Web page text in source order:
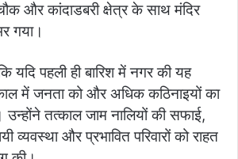
और कांदाडबरी क्षेत्र के साथ मंदिर
गया।
यदि पहली ही बारिश में नगर की यह
में जनता को और अधिक कठिनाइयों का
तत्काल जाम नालियों की सफाई,
व्यवस्था और प्रभावित परिवारों को राहत